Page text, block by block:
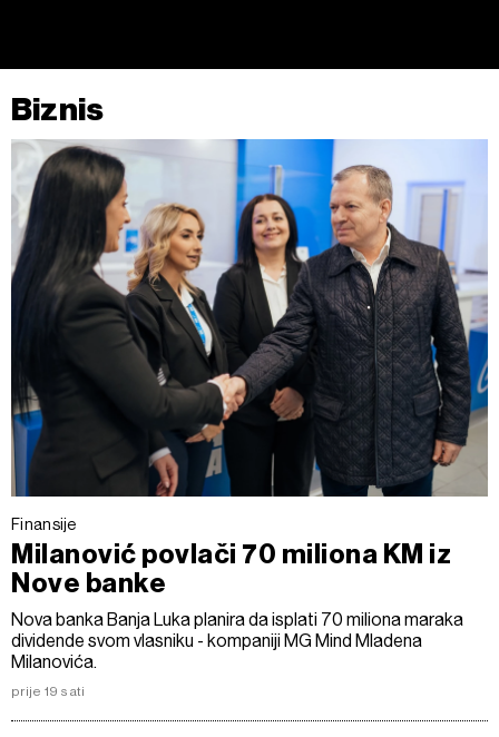
Biznis
Finansije
Milanović povlači 70 miliona KM iz
Nove banke
Nova banka Banja Luka planira da isplati 70 miliona maraka
dividende svom vlasniku - kompaniji MG Mind Mladena
Milanovića.
prije 19 sati